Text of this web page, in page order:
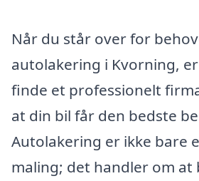
Når du står over for
autolakering i Kvorning,
finde et professionelt
at din bil får den bedste
Autolakering er ikke bare
maling; det handler om at